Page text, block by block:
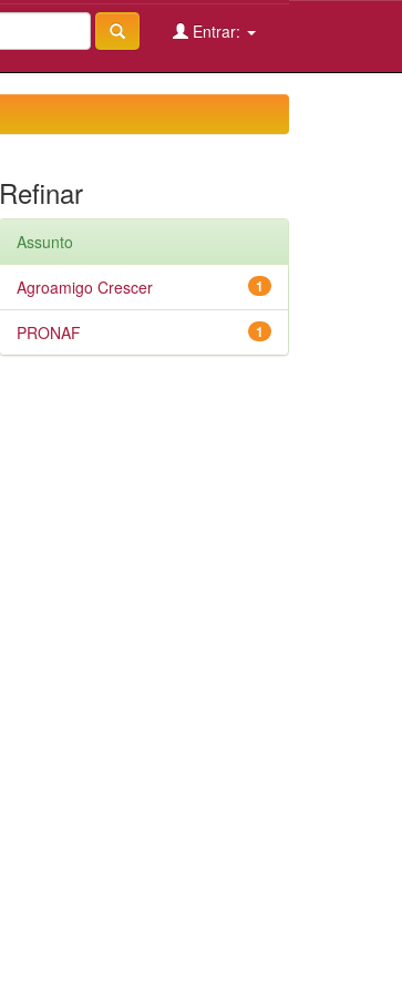
Entrar:
Refinar
Assunto
1
Agroamigo Crescer
1
PRONAF